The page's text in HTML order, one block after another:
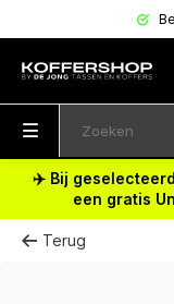
✈️ Bij
een gratis
Terug